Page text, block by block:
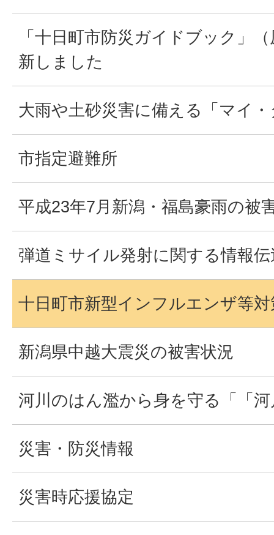
「十日町市防災ガイドブック」
新しました
大雨や土砂災害に備える「マイ
市指定避難所
平成23年7月新潟・福島豪雨の被
弾道ミサイル発射に関する情報伝
十日町市新型インフルエンザ等
新潟県中越大震災の被害状況
河川のはん濫から身を守る「「
災害・防災情報
災害時応援協定